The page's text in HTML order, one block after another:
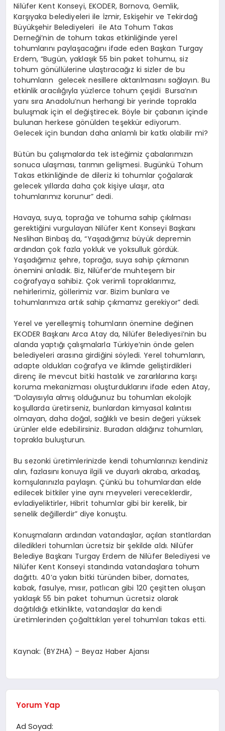
Nilüfer Kent Konseyi, EKODER, Bornova, Gemlik,
Karşıyaka belediyeleri ile İzmir, Eskişehir ve Tekirdağ
Büyükşehir Belediyeleri ile Ata Tohum Takas
Derneği’nin de tohum takas etkinliğinde yerel
tohumlarını paylaşacağını ifade eden Başkan Turgay
Erdem, “Bugün, yaklaşık 55 bin paket tohumu, siz
tohum gönüllülerine ulaştıracağız ki sizler de bu
tohumların gelecek nesillere aktarılmasını sağlayın. Bu
etkinlik aracılığıyla yüzlerce tohum çeşidi Bursa’nın
yanı sıra Anadolu’nun herhangi bir yerinde toprakla
buluşmak için el değiştirecek. Böyle bir çabanın içinde
bulunan herkese gönülden teşekkür ediyorum.
Gelecek için bundan daha anlamlı bir katkı olabilir mi?
Bütün bu çalışmalarda tek isteğimiz çabalarımızın
sonuca ulaşması, tarımın gelişmesi. Bugünkü Tohum
Takas etkinliğinde de dileriz ki tohumlar çoğalarak
gelecek yıllarda daha çok kişiye ulaşır, ata
tohumlarımız korunur” dedi.
Havaya, suya, toprağa ve tohuma sahip çıkılması
gerektiğini vurgulayan Nilüfer Kent Konseyi Başkanı
Neslihan Binbaş da, “Yaşadığımız büyük depremin
ardından çok fazla yokluk ve yoksulluk gördük.
Yaşadığımız şehre, toprağa, suya sahip çıkmanın
önemini anladık. Biz, Nilüfer’de muhteşem bir
coğrafyaya sahibiz. Çok verimli topraklarımız,
nehirlerimiz, göllerimiz var. Bizim bunlara ve
tohumlarımıza artık sahip çıkmamız gerekiyor” dedi.
Yerel ve yerelleşmiş tohumların önemine değinen
EKODER Başkanı Arca Atay da, Nilüfer Belediyesi’nin bu
alanda yaptığı çalışmalarla Türkiye’nin önde gelen
belediyeleri arasına girdiğini söyledi. Yerel tohumların,
adapte oldukları coğrafya ve iklimde geliştirdikleri
direnç ile mevcut bitki hastalık ve zararlılarına karşı
koruma mekanizması oluşturduklarını ifade eden Atay,
“Dolayısıyla almış olduğunuz bu tohumları ekolojik
koşullarda üretirseniz, bunlardan kimyasal kalıntısı
olmayan, daha doğal, sağlıklı ve besin değeri yüksek
ürünler elde edebilirsiniz. Buradan aldığınız tohumları,
toprakla buluşturun.
Bu sezonki üretimlerinizde kendi tohumlarınızı kendiniz
alın, fazlasını konuya ilgili ve duyarlı akraba, arkadaş,
komşularınızla paylaşın. Çünkü bu tohumlardan elde
edilecek bitkiler yine aynı meyveleri vereceklerdir,
evladiyeliktirler, Hibrit tohumlar gibi bir kerelik, bir
senelik değillerdir” diye konuştu.
Konuşmaların ardından vatandaşlar, açılan stantlardan
diledikleri tohumları ücretsiz bir şekilde aldı. Nilüfer
Belediye Başkanı Turgay Erdem de Nilüfer Belediyesi ve
Nilüfer Kent Konseyi standında vatandaşlara tohum
dağıttı. 40’a yakın bitki türünden biber, domates,
kabak, fasulye, mısır, patlıcan gibi 120 çeşitten oluşan
yaklaşık 55 bin paket tohumun ücretsiz olarak
dağıtıldığı etkinlikte, vatandaşlar da kendi
üretimlerinden çoğalttıkları yerel tohumları takas etti.
Kaynak: (BYZHA) – Beyaz Haber Ajansı
Yorum Yap
Ad Soyad: